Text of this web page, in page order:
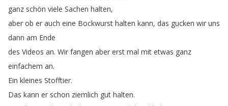
ganz schön viele Sachen halten,
aber ob er auch eine Bockwurst halten kann, das gucken wir uns
dann am Ende
des Videos an. Wir fangen aber erst mal mit etwas ganz
einfachem an.
Ein kleines Stofftier.
Das kann er schon ziemlich gut halten.